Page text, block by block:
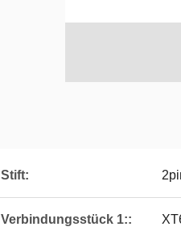
Stift:
Verbindungsstück 1::